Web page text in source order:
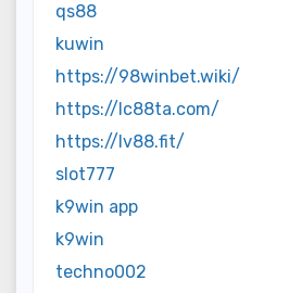
qs88
kuwin
https://98winbet.wiki/
https://lc88ta.com/
https://lv88.fit/
slot777
k9win app
k9win
techno002